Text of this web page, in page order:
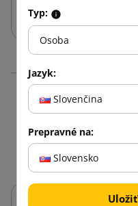
Typ:
Osoba
Jazyk:
Slovenčina
Prepravné na:
Slovensko